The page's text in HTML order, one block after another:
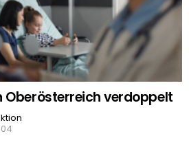
Oberösterreich verdoppelt